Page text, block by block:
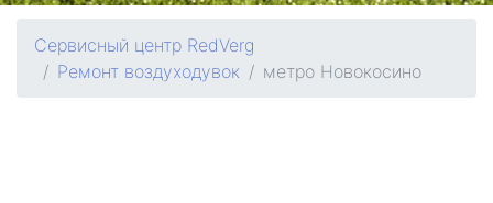
Сервисный центр RedVerg
Ремонт воздуходувок
метро Новокосино